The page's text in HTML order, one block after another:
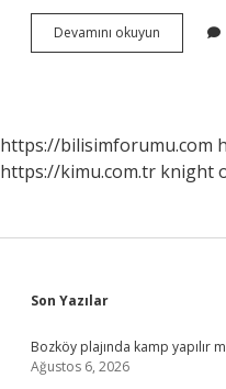
Devamını okuyun
Hekimliği
https://bilisimforumu.com
https://kimu.com.tr knight
Sidebar
Son Yazılar
Bozköy plajında kamp yapılır
Ağustos 6, 2026